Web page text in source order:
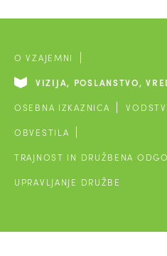
O VZAJEMNI
VIZIJA, POSLANSTVO,
OSEBNA IZKAZNICA
OBVESTILA
TRAJNOST IN DRUŽBENA
UPRAVLJANJE DRUŽBE